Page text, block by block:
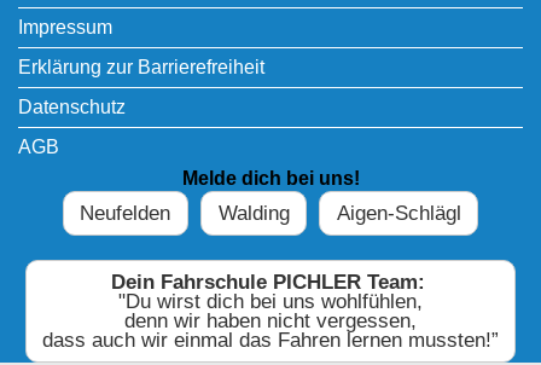
Impressum
Erklärung zur Barrierefreiheit
Datenschutz
AGB
Melde dich bei uns!
Neufelden Walding Aigen-Schlägl
Dein Fahrschule PICHLER Team:
"Du wirst dich bei uns wohlfühlen,
denn wir haben nicht vergessen,
dass auch wir einmal das Fahren lernen mussten!”